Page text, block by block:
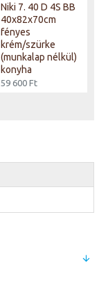
Niki 7. 40 D 4S BB
40x82x70cm
fényes
krém/szürke
(munkalap nélkül)
konyha
59 600 Ft